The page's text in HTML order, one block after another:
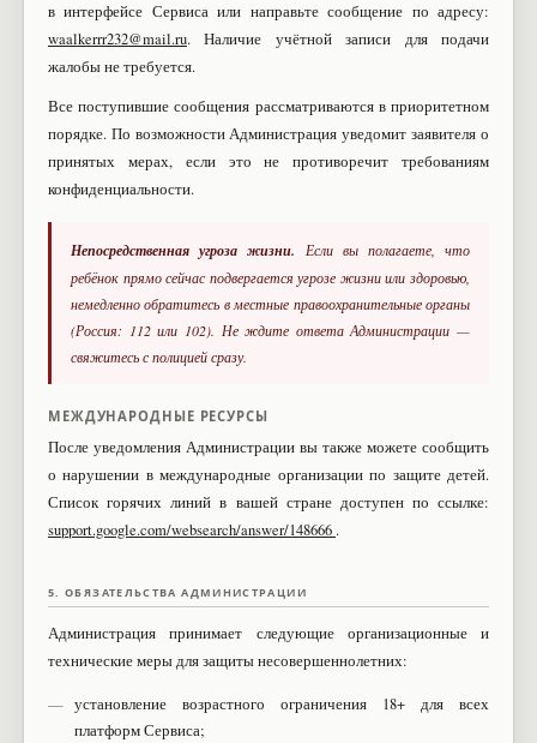
в интерфейсе Сервиса или направьте сообщение по адресу:
waalkerrr232@mail.ru. Наличие учётной записи для подачи
жалобы не требуется.
Все поступившие сообщения рассматриваются в приоритетном
порядке. По возможности Администрация уведомит заявителя о
принятых мерах, если это не противоречит требованиям
конфиденциальности.
Непосредственная угроза жизни. Если вы полагаете, что
ребёнок прямо сейчас подвергается угрозе жизни или здоровью,
немедленно обратитесь в местные правоохранительные органы
(Россия: 112 или 102). Не ждите ответа Администрации —
свяжитесь с полицией сразу.
МЕЖДУНАРОДНЫЕ РЕСУРСЫ
После уведомления Администрации вы также можете сообщить
о нарушении в международные организации по защите детей.
Список горячих линий в вашей стране доступен по ссылке:
support.google.com/websearch/answer/148666 .
5. ОБЯЗАТЕЛЬСТВА АДМИНИСТРАЦИИ
Администрация принимает следующие организационные и
технические меры для защиты несовершеннолетних:
установление возрастного ограничения 18+ для всех
платформ Сервиса;